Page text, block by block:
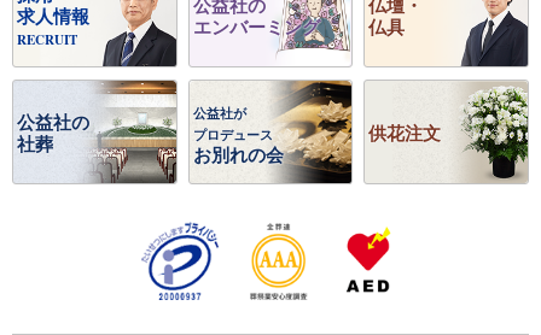
求人情報
RECRUIT
エンバーミング
仏具
公益社の
社葬
公益社が
プロデュース
お別れの会
供花注文